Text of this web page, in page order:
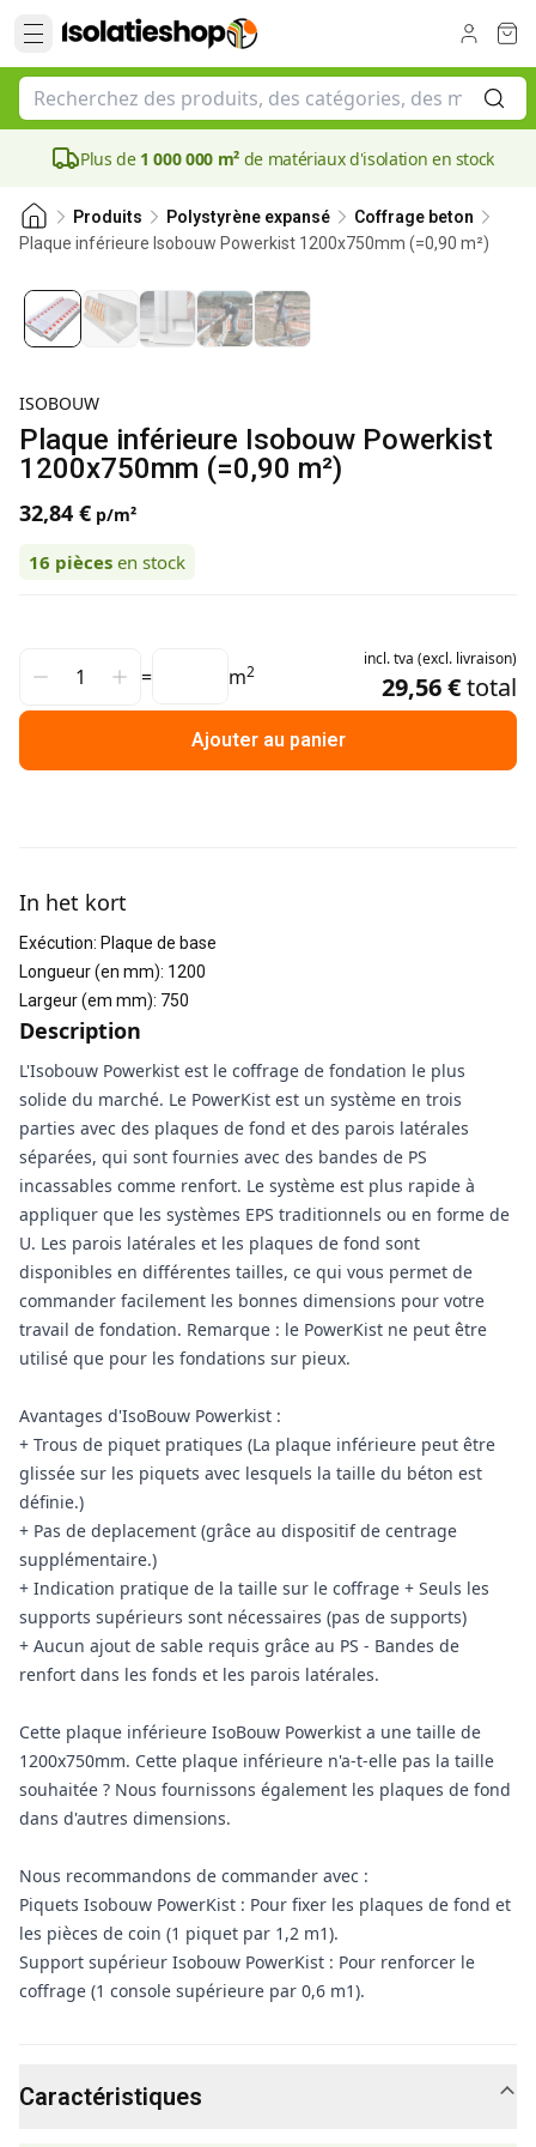
Plus de 1 000 000 m²de matériaux d'isolation en stock
Produits Polystyrène expansé
Coffrage beton
Plaque inférieure Isobouw Powerkist 1200x750mm (=0,90 m²)
ISOBOUW
Plaque inférieure Isobouw Powerkist
1200x750mm (=0,90 m²)
32,84 € p/m²
16 pièces en stock
= m2
incl.tva (excl. livraison)
29,56 €total
Ajouter au panier
In het kort
Exécution: Plaque de base
Longueur (en mm): 1200
Largeur (em mm): 750
Description
L'Isobouw Powerkist est le coffrage de fondation le plus
solide du marché. Le PowerKist est un système en trois
parties avec des plaques de fond et des parois latérales
séparées, qui sont fournies avec des bandes de PS
incassables comme renfort. Le système est plus rapide à
appliquer que les systèmes EPS traditionnels ou en forme de
U. Les parois latérales et les plaques de fond sont
disponibles en différentes tailles, ce qui vous permet de
commander facilement les bonnes dimensions pour votre
travail de fondation. Remarque : le PowerKist ne peut être
utilisé que pour les fondations sur pieux.
Avantages d'IsoBouw Powerkist :
+ Trous de piquet pratiques (La plaque inférieure peut être
glissée sur les piquets avec lesquels la taille du béton est
définie.)
+ Pas de deplacement (grâce au dispositif de centrage
supplémentaire.)
+ Indication pratique de la taille sur le coffrage + Seuls les
supports supérieurs sont nécessaires (pas de supports)
+ Aucun ajout de sable requis grâce au PS - Bandes de
renfort dans les fonds et les parois latérales.
Cette plaque inférieure IsoBouw Powerkist a une taille de
1200x750mm. Cette plaque inférieure n'a-t-elle pas la taille
souhaitée ? Nous fournissons également les plaques de fond
dans d'autres dimensions.
Nous recommandons de commander avec :
Piquets Isobouw PowerKist : Pour fixer les plaques de fond et
les pièces de coin (1 piquet par 1,2 m1).
Support supérieur Isobouw PowerKist : Pour renforcer le
coffrage (1 console supérieure par 0,6 m1).
Caractéristiques